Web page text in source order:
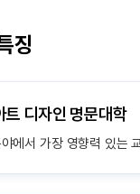
징
트 디자인 명문대학
에서 가장 영향력 있는